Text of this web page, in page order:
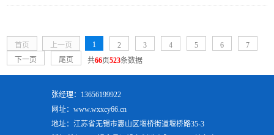
首页 上一页 1 2 3 4 5 6
7
下一页
尾页 共66页523条数据
张经理：13656199922
网址：www.wxxcy66.cn
地址：江苏省无锡市惠山区堰桥街道堰桥路35-3